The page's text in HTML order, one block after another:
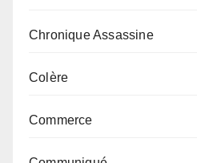
Chronique Assassine
Colère
Commerce